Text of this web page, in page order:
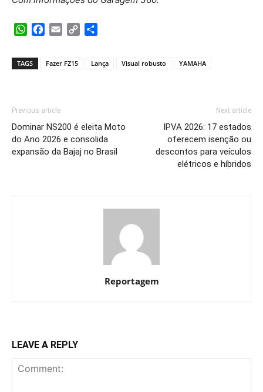
WhatsApp
Facebook
Email Copy
TAGS Fazer FZ15 Lança Visual robusto YAMAHA
Previous article
Dominar NS200 é eleita Moto
do Ano 2026 e consolida
expansão da Bajaj no Brasil
Next article
IPVA 2026: 17 estados
oferecem isenção ou
descontos para veículos
elétricos e híbridos
Reportagem
LEAVE A REPLY